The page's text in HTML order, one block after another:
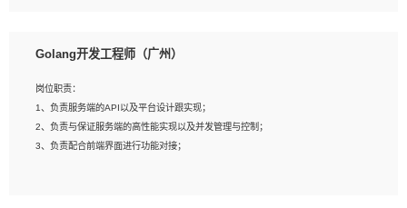
2、熟悉PostgreSQL、redis、MongoDB、ElasticSearch等开源数据库运维管理，
4、熟悉Hadoop、HBASE、Spark等大数据平台优先。
5、熟悉linux或任意一种unix操作系统，如有较强操作系统侧工作经验者优先。
6、具备丰富的项目实施经验，较强的自我学习能力。
Golang开发工程师（广州）
岗位职责：
1、负责服务端的API以及平台设计跟实现；
2、负责与保证服务端的高性能实现以及并发管理与控制；
3、负责配合前端界面进行功能对接；